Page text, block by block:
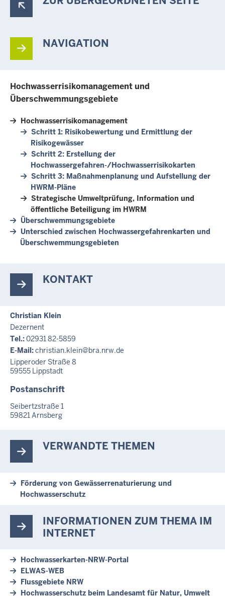
NAVIGATION
Hochwasserrisikomanagement und
Überschwemmungsgebiete
Hochwasserrisikomanagement
Schritt 1: Risikobewertung und Ermittlung der
Risikogewässer
Schritt 2: Erstellung der
Hochwassergefahren-/Hochwasserrisikokarten
Schritt 3: Maßnahmenplanung und Aufstellung der
HWRM-Pläne
Strategische Umweltprüfung, Information und
öffentliche Beteiligung im HWRM
Überschwemmungsgebiete
Unterschied zwischen Hochwassergefahrenkarten und
Überschwemmungsgebieten
KONTAKT
Christian Klein
Dezernent
Tel.:02931 82-5859
E-Mail:christian.klein@bra.nrw.de
Lipperoder Straße 8
59555 Lippstadt
Postanschrift
Seibertzstraße 1
59821Arnsberg
VERWANDTE THEMEN
Förderung von Gewässerrenaturierung und
Hochwasserschutz
INFORMATIONEN ZUM THEMA IM
INTERNET
Hochwasserkarten-NRW-Portal
ELWAS-WEB
Flussgebiete NRW
Hochwasserschutz beim Landesamt für Natur, Umwelt